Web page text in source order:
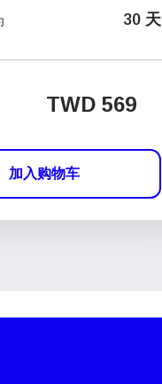
30 天
TWD 569
加入购物车